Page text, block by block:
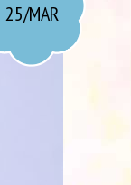
25/MAR